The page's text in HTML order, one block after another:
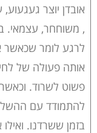
אובדן יוצר
, משוחחר, עצמאי.
לרגע לומר שכאשר
אותה פעולה של
פשוט לשרוד.
להתמודד עם
בזמן ששרדנו.